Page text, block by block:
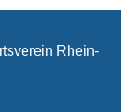
Rhein-